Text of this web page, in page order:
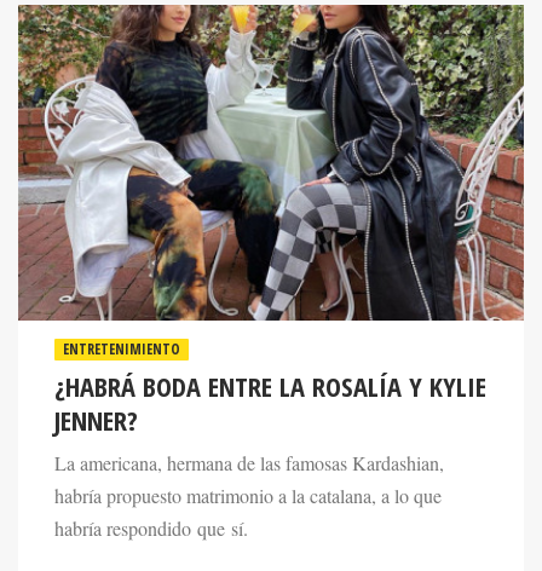
ENTRETENIMIENTO
¿HABRÁ BODA ENTRE LA ROSALÍA Y KYLIE
JENNER?
La americana, hermana de las famosas Kardashian,
habría propuesto matrimonio a la catalana, a lo que
habría respondido que sí.